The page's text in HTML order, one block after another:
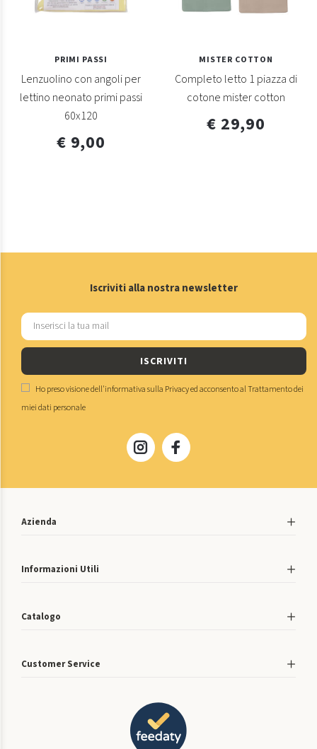
PRIMI PASSI
Lenzuolino con angoli per
lettino neonato primi passi
60x120
€ 9,00
MISTER COTTON
Completo letto 1 piazza di
cotone mister cotton
€ 29,90
Iscriviti alla nostra newsletter
ISCRIVITI
Ho preso visione dell'informativa sulla Privacyed acconsento alTrattamento dei
miei dati personale
Azienda
Informazioni Utili
Catalogo
Customer Service